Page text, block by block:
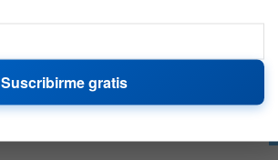
Suscribirme gratis